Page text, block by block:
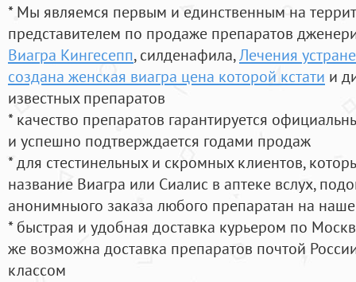
* Мы являемся первым и единственным на
представителем по продаже препаратов
Виагра Кингесепп, силденафила,Лечения
создана женская виагра цена которой кстати и
известных препаратов
* качество препаратов гарантируется
и успешно подтверждается годами продаж
* для стестинельных и скромных клиентов,
название Виагра или Сиалис в аптеке вслух,
анонимныого заказа любого препаратан на
* быстрая и удобная доставка курьером по
же возможна доставка препаратов почтой
классом